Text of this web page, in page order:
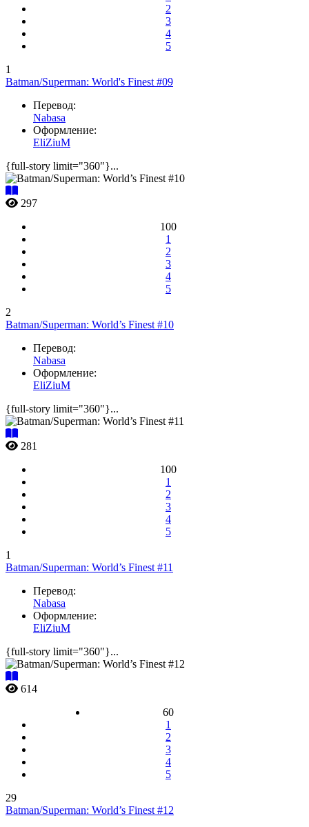
2
3
4
5
1
Batman/Superman: World's Finest #09
Перевод:
Nabasa
Оформление:
EliZiuM
{full-story limit="360"}...
297
100
1
2
3
4
5
2
Batman/Superman: World’s Finest #10
Перевод:
Nabasa
Оформление:
EliZiuM
{full-story limit="360"}...
281
100
1
2
3
4
5
1
Batman/Superman: World’s Finest #11
Перевод:
Nabasa
Оформление:
EliZiuM
{full-story limit="360"}...
614
60
1
2
3
4
5
29
Batman/Superman: World’s Finest #12